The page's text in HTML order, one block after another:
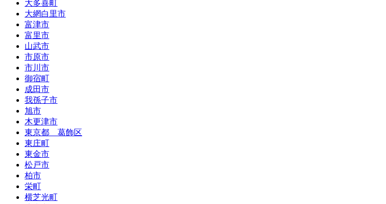
大多喜町
大網白里市
富津市
富里市
山武市
市原市
市川市
御宿町
成田市
我孫子市
旭市
木更津市
東京都 葛飾区
東庄町
東金市
松戸市
柏市
栄町
横芝光町